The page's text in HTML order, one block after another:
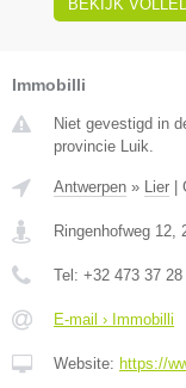
BEKIJK
Immobilli
Niet gevestigd in
provincie Luik.
Antwerpen » Lier
Ringenhofweg 12,
Tel: +32 473 37 28
E-mail › Immobilli
Website: https://